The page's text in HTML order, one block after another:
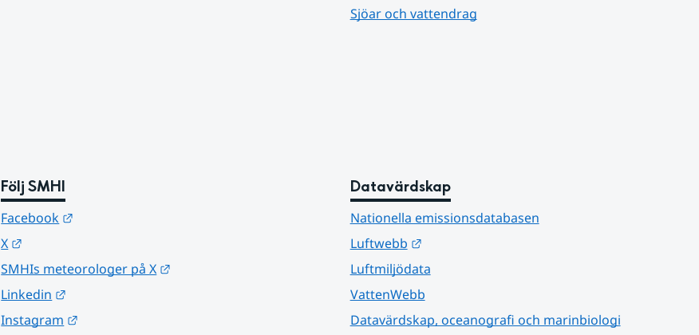
Sjöar och vattendrag
Följ SMHI
Facebook
X
SMHIs meteorologer på X
Linkedin
Instagram
Datavärdskap
Nationella emissionsdatabasen
Luftwebb
Länk till annan webbplats.
Luftmiljödata
VattenWebb
Datavärdskap, oceanografi och marinbiologi